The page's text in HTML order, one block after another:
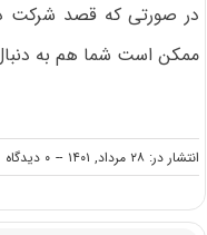
در صورتی که قصد شرکت
ممکن است شما هم به
انتشار در: ۲۸ مرداد, ۱۴۰۱ -- ۰ دیدگاه
on